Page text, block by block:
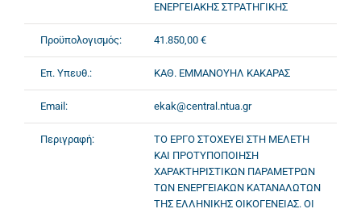
ΕΝΕΡΓΕΙΑΚΗΣ ΣΤΡΑΤΗΓΙΚΗΣ
Προϋπολογισμός: 41.850,00 €
Επ. Υπευθ.: ΚΑΘ. ΕΜΜΑΝΟΥΗΛ ΚΑΚΑΡΑΣ
Email: ekak@central.ntua.gr
Περιγραφή:
ΤΟ ΕΡΓΟ ΣΤΟΧΕΥΕΙ ΣΤΗ ΜΕΛΕΤΗ
ΚΑΙ ΠΡΟΤΥΠΟΠΟΙΗΣΗ
ΧΑΡΑΚΤΗΡΙΣΤΙΚΩΝ ΠΑΡΑΜΕΤΡΩΝ
ΤΩΝ ΕΝΕΡΓΕΙΑΚΩΝ ΚΑΤΑΝΑΛΩΤΩΝ
ΤΗΣ ΕΛΛΗΝΙΚΗΣ ΟΙΚΟΓΕΝΕΙΑΣ. ΟΙ